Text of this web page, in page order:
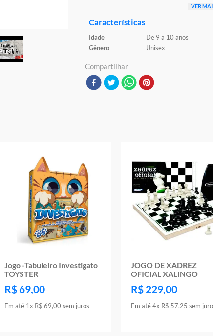
Certificação: Certificado Pelos Órgãos
Código De Certificação: CE-BRI/ICEPEX-N
Características:
Conteúdo da Embalagem: 1 Tabuleiro e
Material/Composição: papel cartão,Plastico
Ref: 03204
03 Meses Contra Defeito De
VER
Características
Idade
De 9 a 10 anos
Gênero
Unisex
Compartilhar
Jogo -Tabuleiro Investigato
TOYSTER
R$ 69,00
Em até 1x R$ 69,00 sem juros
JOGO DE XADREZ
OFICIAL XALINGO
R$ 229,00
Em até4x R$ 57,25 sem